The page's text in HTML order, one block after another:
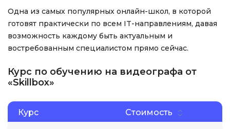
Одна из самых популярных онлайн-школ, в которой
готовят практически по всем IT-направлениям, давая
возможность каждому быть актуальным и
востребованным специалистом прямо сейчас.
Курс по обучению на видеографа от
«Skillbox»
Курс Стоимость